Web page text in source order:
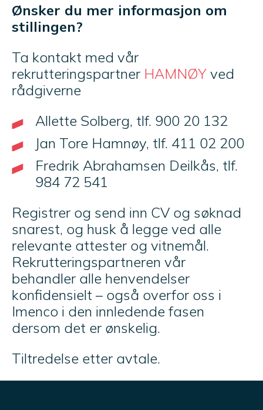
Ønsker du mer informasjon om
stillingen?
Ta kontakt med vår
rekrutteringspartner HAMNØY ved
rådgiverne
Allette Solberg, tlf. 900 20 132
Jan Tore Hamnøy, tlf. 411 02 200
Fredrik Abrahamsen Deilkås, tlf.
984 72 541
Registrer og send inn CV og søknad
snarest, og husk å legge ved alle
relevante attester og vitnemål.
Rekrutteringspartneren vår
behandler alle henvendelser
konfidensielt – også overfor oss i
Imenco i den innledende fasen
dersom det er ønskelig.
Tiltredelse etter avtale.